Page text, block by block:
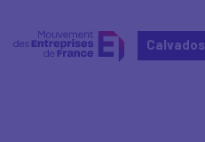
Calvados